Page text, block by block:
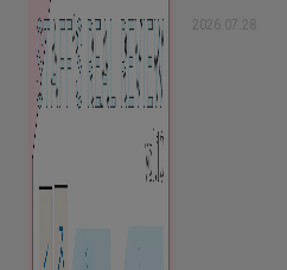
2026.07.28